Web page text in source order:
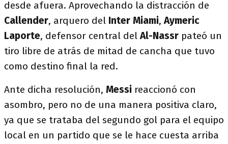
desde afuera. Aprovechando la distracción de
Callender, arquero del Inter Miami,Aymeric
Laporte, defensor central delAl-Nassr pateó un
tiro libre de atrás de mitad de cancha que tuvo
como destino final la red.
Ante dicha resolución, Messi reaccionó con
asombro, pero no de una manera positiva claro,
ya que se trataba del segundo gol para el equipo
local en un partido que se le hace cuesta arriba